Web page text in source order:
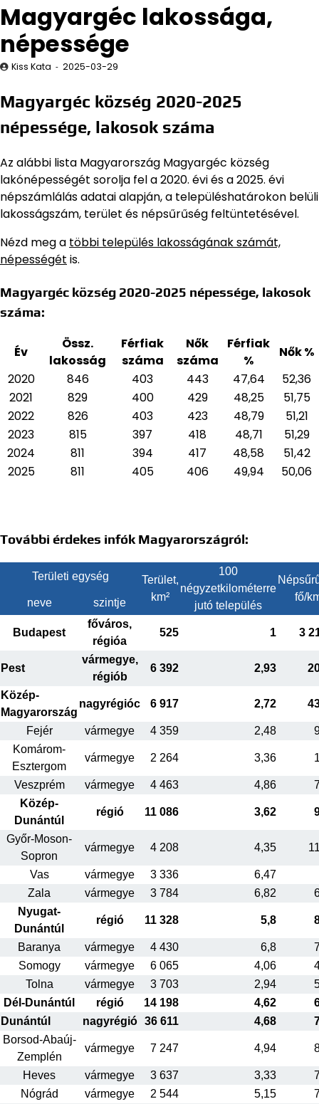
Magyargéc lakossága,
népessége
Kiss Kata 2025-03-29
Magyargéc község 2020-2025
népessége, lakosok száma
Az alábbi lista Magyarország Magyargéc község
lakónépességét sorolja fel a 2020. évi és a 2025. évi
népszámlálás adatai alapján,a településhatárokon belüli
lakosságszám, terület és népsűrűség feltüntetésével.
Nézd meg a többi település lakosságának számát,
népességét is.
Magyargéc község 2020-2025 népessége, lakosok
száma:
Év
Össz.
lakosság
Férfiak
száma
Nők
száma
Férfiak
%
Nők %
2020
846 403 443 47,64
52,36
2021
829 400 429 48,25
51,75
2022
826 403 423 48,79
51,21
2023
815 397 418 48,71
51,29
2024
811 394 417 48,58
51,42
2025
811 405 406 49,94 50,06
További érdekes infók Magyarországról:
Területi egység
Terület,
km²
100
négyzetkilométerre
jutó település
fő/
neve szintje
Budapest
főváros,
régióa
525 1 3
Pest
vármegye,
régiób
6 392 2,93
Közép-
Magyarország
nagyrégióc 6 917 2,72
Fejér vármegye 4 359 2,48
Komárom-
Esztergom
vármegye 2 264 3,36
Veszprém vármegye 4 463 4,86
Közép-
Dunántúl
régió 11 086 3,62
Győr-Moson-
Sopron
vármegye 4 208 4,35
Vas vármegye 3 336
6,47
Zala
vármegye 3 784 6,82
Nyugat-
Dunántúl
régió 11 328 5,8
Baranya vármegye 4 430 6,8
Somogy
vármegye 6 065 4,06
Tolna
vármegye 3 703 2,94
Dél-Dunántúl
régió 14 198 4,62
Dunántúl
nagyrégió 36 611 4,68
Borsod-Abaúj-
Zemplén
vármegye 7 247 4,94
Heves vármegye 3 637 3,33
Nógrád
vármegye 2 544 5,15